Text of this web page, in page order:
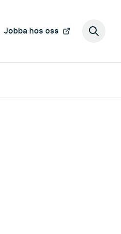
Jobba hos oss
Sök